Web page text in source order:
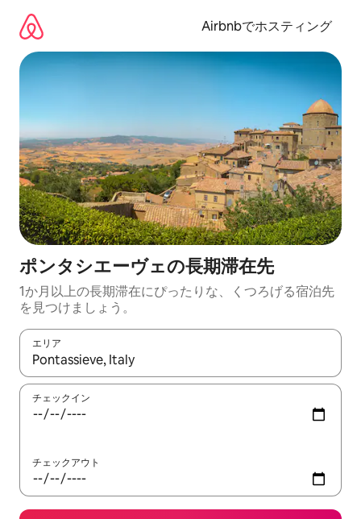
Airbnbでホスティング
ポンタシエーヴェの長期滞在先
1か月以上の長期滞在にぴったりな、くつろげる宿泊先
を見つけましょう。
エリア
検索結果が表示されたら、上下の矢印キーを使って移動するか
チェックイン
チェックアウト